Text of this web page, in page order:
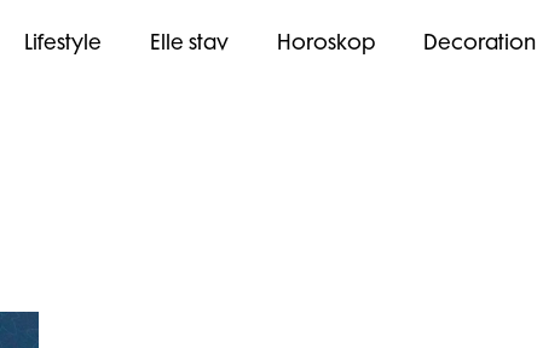
Lifestyle Elle stav Horoskop Decoration